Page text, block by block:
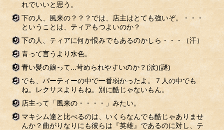
れでいいと思う。
下の人、風来の？？？では、店主はとても強いぞ。・・・
ということは、ティアもつよいのか？
下の人、ティアに何か恨みでもあるのかしら・・・（汗）
青って言うより水色。
青い髪の娘って...苛められやすいのか？(涙)(謎)
でも、パーティーの中で一番弱かったよ。７人の中でも
ね。レクサスよりもね。別に酷じゃないもん。
店主って「風来の・・・・」みたい。
マキシム達と比べるのは、いくらなんでも酷じゃありませ
んか？曲がりなりにも彼らは『英雄』であるのに対し、テ